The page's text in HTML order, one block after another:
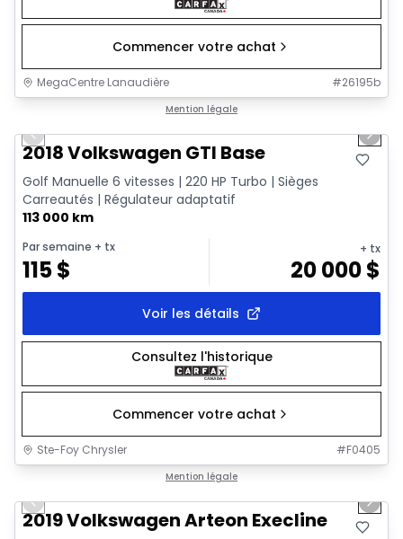
Commencer votre achat
MegaCentre Lanaudière #26195b
Mention légale
Previous slide Next
2018 Volkswagen GTI Base
Golf Manuelle 6 vitesses | 220 HP Turbo | Sièges
Carreautés | Régulateur adaptatif
113 000 km
Par semaine + tx
115$
+ tx
20 000$
Voir les détails
Consultez l'historique
Commencer votre achat
Ste-Foy Chrysler #F0405
Mention légale
Previous slide Next
2019 Volkswagen Arteon Execline